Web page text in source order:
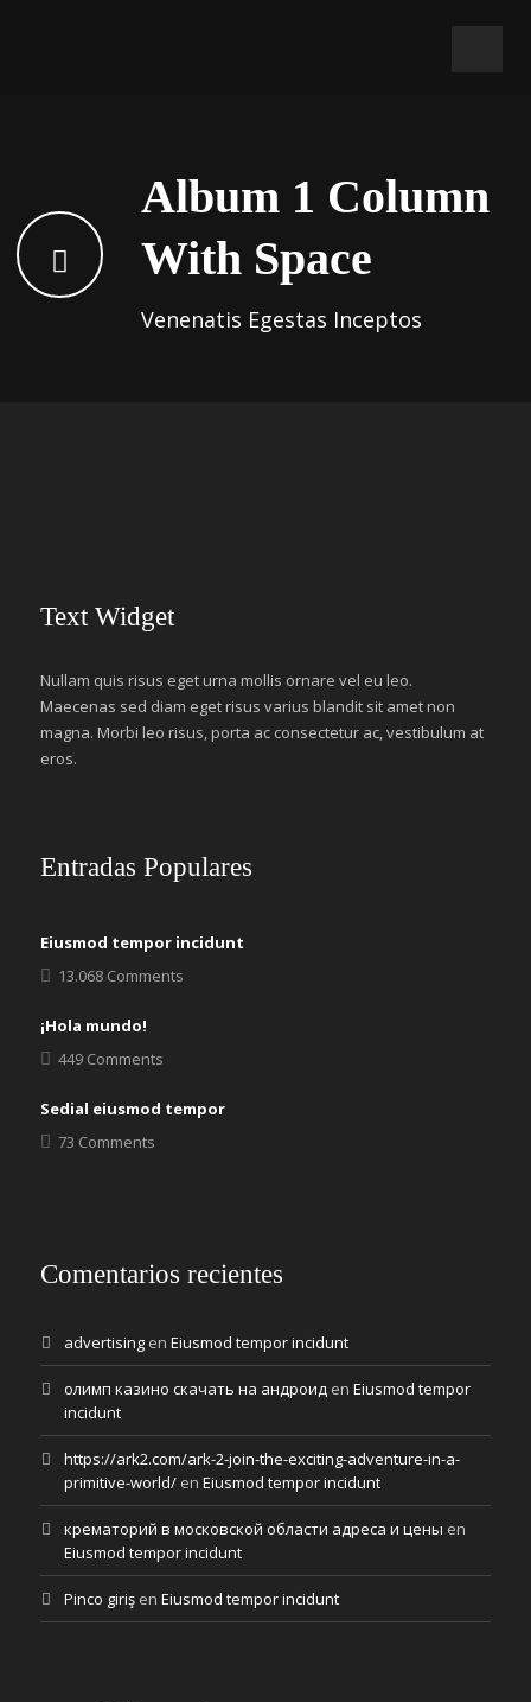
Album 1 Column
With Space
Venenatis Egestas Inceptos
Text Widget
Nullam quis risus eget urna mollis ornare vel eu leo.
Maecenas sed diam eget risus varius blandit sit amet non
magna. Morbi leo risus, porta ac consectetur ac, vestibulum at
eros.
Entradas Populares
Eiusmod tempor incidunt
13.068 Comments
¡Hola mundo!
449 Comments
Sedial eiusmod tempor
73 Comments
Comentarios recientes
advertising en Eiusmod tempor incidunt
олимп казино скачать на андроид en Eiusmod tempor
incidunt
https://ark2.com/ark-2-join-the-exciting-adventure-in-a-
primitive-world/ en Eiusmod tempor incidunt
крематорий в московской области адреса и цены en
Eiusmod tempor incidunt
Pinco giriş en Eiusmod tempor incidunt